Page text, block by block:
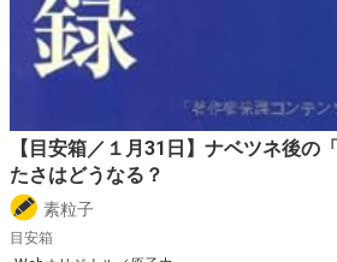
【目安箱／１月31日】ナベツネ後の
たさはどうなる？
素粒子
目安箱